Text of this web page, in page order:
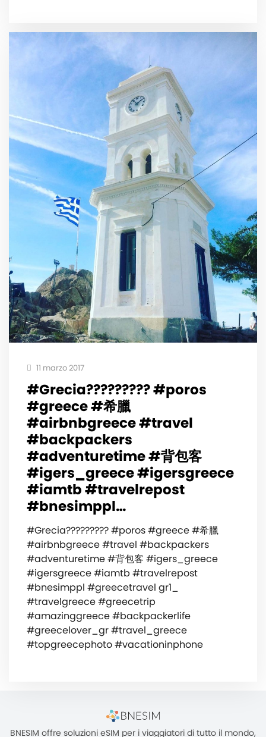
11 marzo 2017
#Grecia????????? #poros
#greece #希臘
#airbnbgreece #travel
#backpackers
#adventuretime #背包客
#igers_greece #igersgreece
#iamtb #travelrepost
#bnesimppl…
#Grecia????????? #poros #greece #希臘
#airbnbgreece #travel #backpackers
#adventuretime #背包客 #igers_greece
#igersgreece #iamtb #travelrepost
#bnesimppl #greecetravel gr1_
#travelgreece #greecetrip
#amazinggreece #backpackerlife
#greecelover_gr #travel_greece
#topgreecephoto #vacationinphone
BNESIM offre soluzioni eSIM per i viaggiatori di tutto il mondo,